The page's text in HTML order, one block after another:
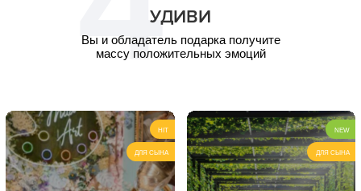
УДИВИ
Вы и обладатель подарка получите
массу положительных эмоций
HIT
ДЛЯ СЫНА
NEW
ДЛЯ СЫНА